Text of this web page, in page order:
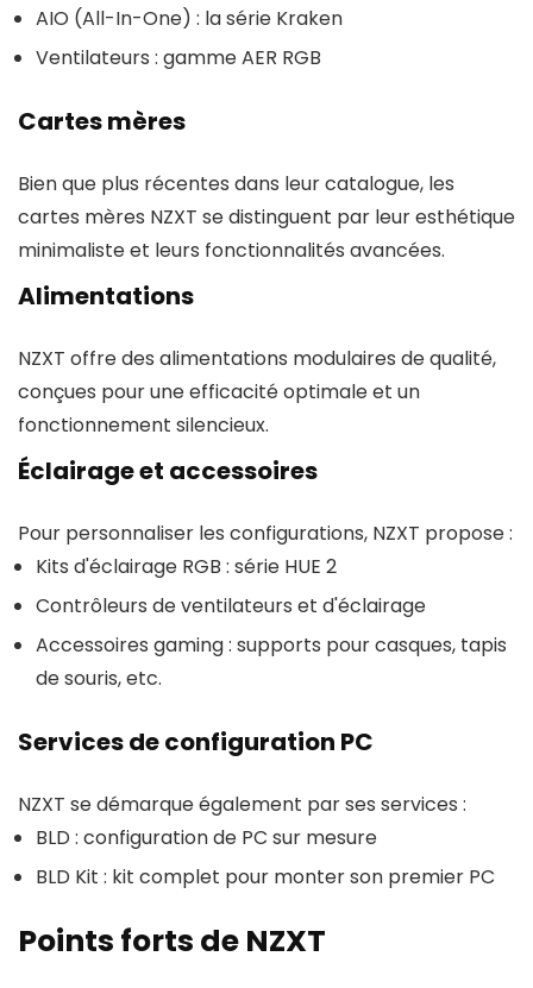
AIO (All-In-One) : la série Kraken
Ventilateurs : gamme AER RGB
Cartes mères
Bien que plus récentes dans leur catalogue, les
cartes mères NZXT se distinguent par leur esthétique
minimaliste et leurs fonctionnalités avancées.
Alimentations
NZXT offre des alimentations modulaires de qualité,
conçues pour une efficacité optimale et un
fonctionnement silencieux.
Éclairage et accessoires
Pour personnaliser les configurations, NZXT propose :
Kits d'éclairage RGB : série HUE 2
Contrôleurs de ventilateurs et d'éclairage
Accessoires gaming : supports pour casques, tapis
de souris, etc.
Services de configuration PC
NZXT se démarque également par ses services :
BLD : configuration de PC sur mesure
BLD Kit : kit complet pour monter son premier PC
Points forts de NZXT